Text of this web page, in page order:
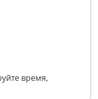
время,